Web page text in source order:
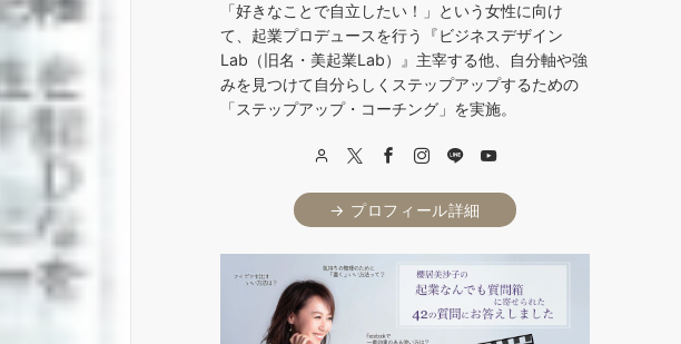
「好きなことで自立したい！」という女性に向け
て、起業プロデュースを行う『ビジネスデザイン
Lab（旧名・美起業Lab）』主宰する他、自分軸や強
みを見つけて自分らしくステップアップするための
「ステップアップ・コーチング」を実施。
→ プロフィール詳細